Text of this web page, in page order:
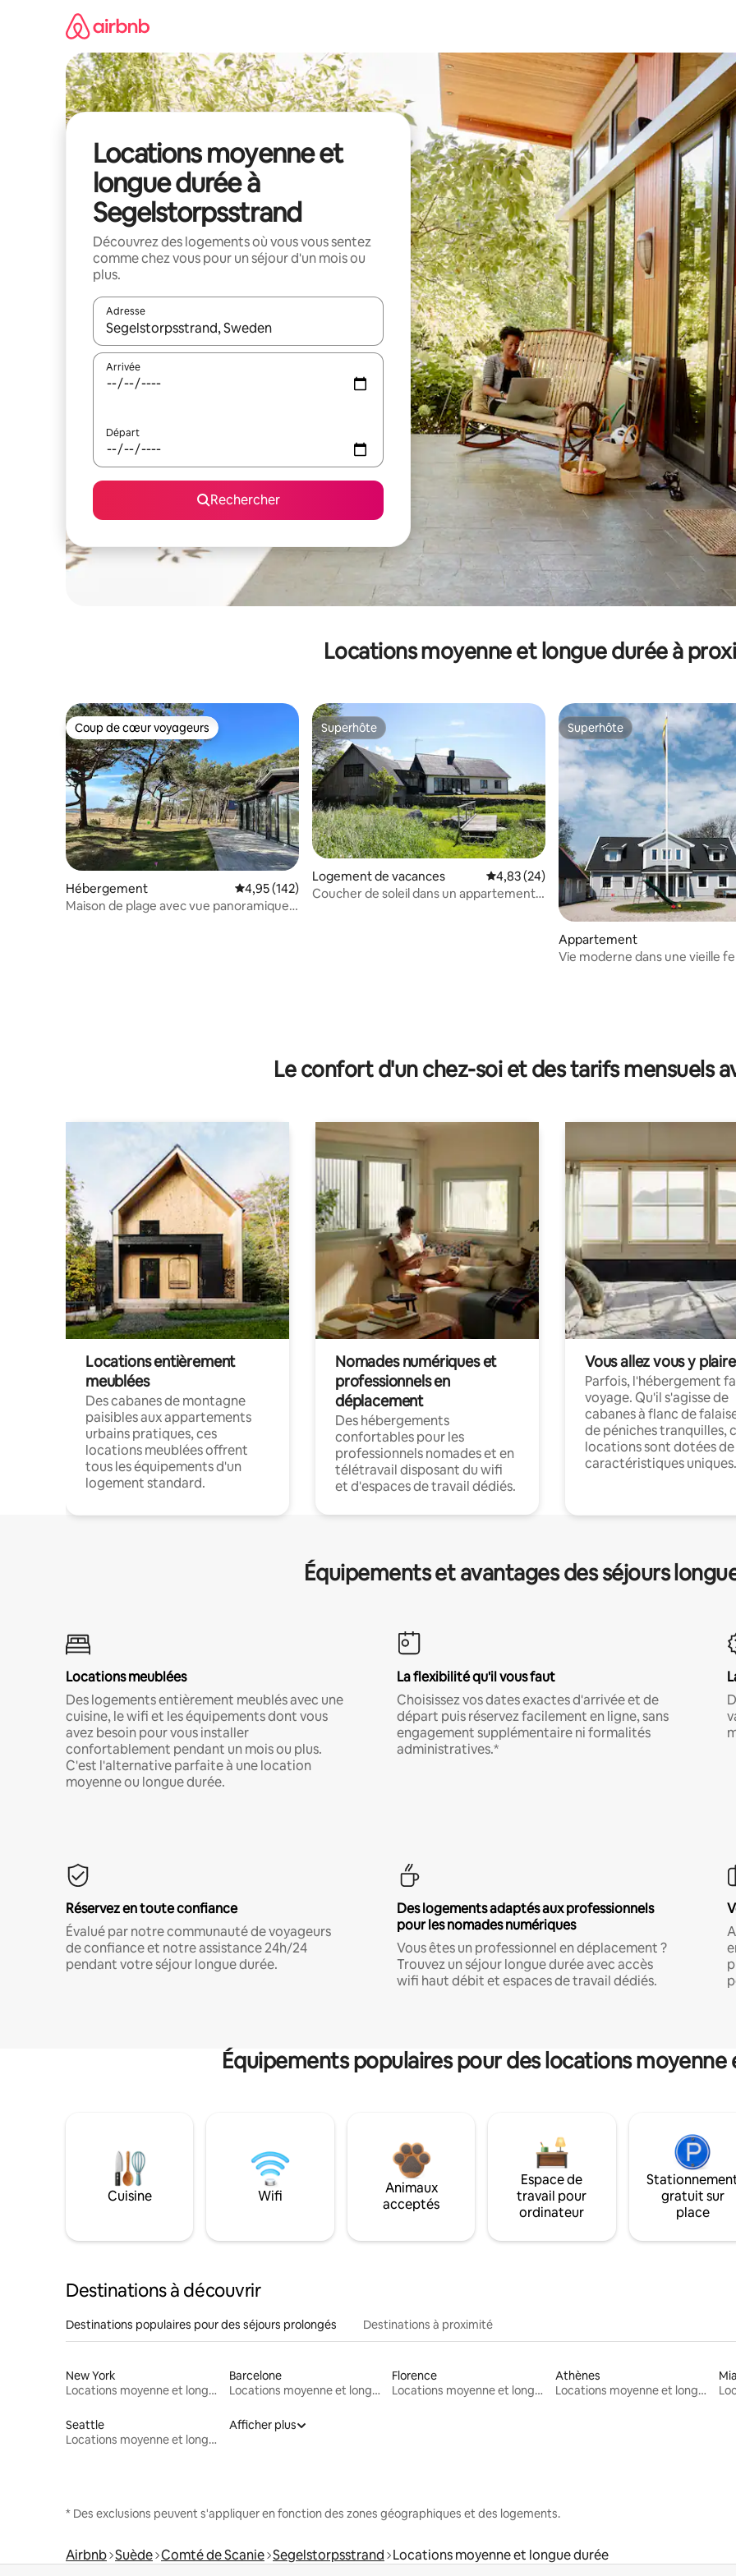
Locations moyenne et
longue durée à
Segelstorpsstrand
Découvrez des logements où vous vous sentez
comme chez vous pour un séjour d'un mois ou
plus.
Adresse
Lorsque les résultats s'affichent, utilisez les flèches vers le haut et vers le bas pour les parcourir ou en appuyant et en
Arrivée
Départ
Rechercher
Locations moyenne et longue durée à
Coup de cœur voyageurs
Coup de cœur voyageurs
Hébergement Évaluation moyenne sur la base de 142 commentaires : 4,95 sur 5
4,95 (142)
Maison de plage avec vue panoramique
Superhôte
Superhôte
Logement de vacances Évaluation moyenne sur la base de 24
4,83 (24)
Coucher de soleil dans un appartement
Superhôte
Superhôte
Appartement
Vie moderne dans une vieille
Le confort d'un chez-soi et des tarifs mensuels
Locations entièrement
meublées
Des cabanes de montagne
paisibles aux appartements
urbains pratiques, ces
locations meublées offrent
tous les équipements d'un
logement standard.
Nomades numériques et
professionnels en
déplacement
Des hébergements
confortables pour les
professionnels nomades et en
télétravail disposant du wifi
et d'espaces de travail dédiés.
Vous allez vous y plaire
Parfois, l'hébergement
voyage. Qu'il s'agisse de
cabanes à flanc de
de péniches tranquilles,
locations sont dotées de
caractéristiques uniques.
Équipements et avantages des séjours
Locations meublées
Des logements entièrement meublés avec une
cuisine, le wifi et les équipements dont vous
avez besoin pour vous installer
confortablement pendant un mois ou plus.
C'est l'alternative parfaite à une location
moyenne ou longue durée.
La flexibilité qu'il vous faut
Choisissez vos dates exactes d'arrivée et de
départ puis réservez facilement en ligne, sans
engagement supplémentaire ni formalités
administratives.*
Réservez en toute confiance
Évalué par notre communauté de voyageurs
de confiance et notre assistance 24h/24
pendant votre séjour longue durée.
Des logements adaptés aux professionnels
pour les nomades numériques
Vous êtes un professionnel en déplacement ?
Trouvez un séjour longue durée avec accès
wifi haut débit et espaces de travail dédiés.
Équipements populaires pour des locations
Cuisine Wifi
Animaux
acceptés
Espace de
travail pour
ordinateur
gratuit sur
place
Destinations à découvrir
Destinations populaires pour des séjours prolongés Destinations à proximité
New York
Locations moyenne et longue durée
Barcelone
Locations moyenne et longue durée
Florence
Locations moyenne et longue durée
Athènes
Locations moyenne et longue durée
Seattle
Locations moyenne et longue durée
Afficher plus
* Des exclusions peuvent s'appliquer en fonction des zones géographiques et des logements.
Airbnb Suède Comté de Scanie Segelstorpsstrand Locations moyenne et longue durée